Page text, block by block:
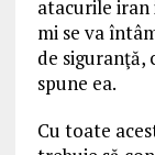
atacurile iran
mi se va
de siguranţă,
spune ea.
Cu toate